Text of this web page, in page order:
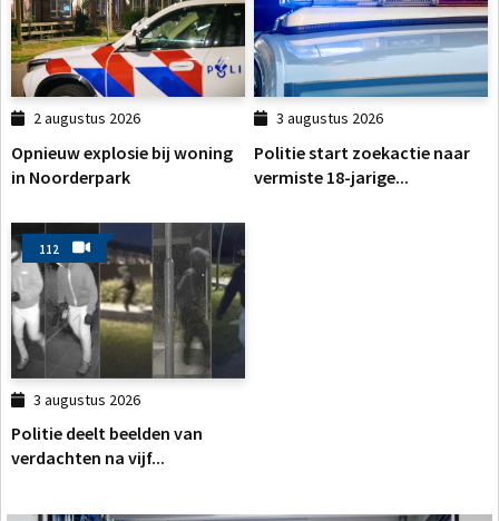
2 augustus 2026
Opnieuw explosie bij woning
in Noorderpark
3 augustus 2026
Politie start zoekactie naar
vermiste 18-jarige...
112
3 augustus 2026
Politie deelt beelden van
verdachten na vijf...